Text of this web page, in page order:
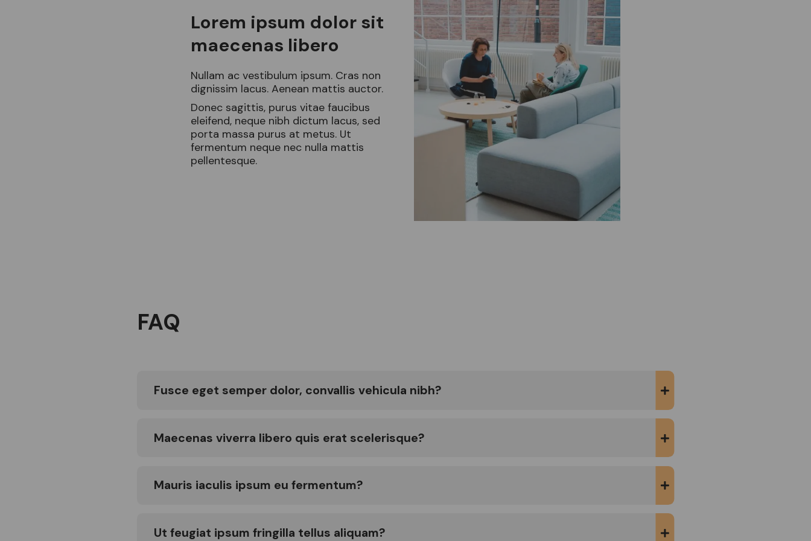
Lorem ipsum dolor sit
maecenas libero
Nullam ac vestibulum ipsum. Cras non
dignissim lacus. Aenean mattis auctor.
Donec sagittis, purus vitae faucibus
eleifend, neque nibh dictum lacus, sed
porta massa purus at metus. Ut
fermentum neque nec nulla mattis
pellentesque.
FAQ
Fusce eget semper dolor, convallis vehicula nibh?
Maecenas viverra libero quis erat scelerisque?
Mauris iaculis ipsum eu fermentum?
Ut feugiat ipsum fringilla tellus aliquam?